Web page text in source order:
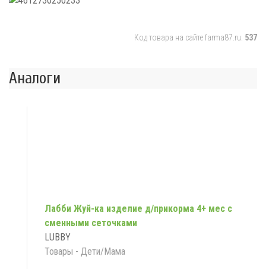
Код товара на сайте farma87.ru: 537
Аналоги
Лабби Жуй-ка изделие д/прикорма 4+ мес с
сменными сеточками
LUBBY
Товары - Дети/Мама